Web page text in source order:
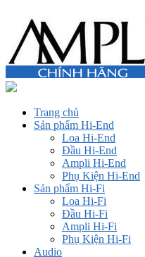
Trang chủ
Sản phẩm Hi-End
Loa Hi-End
Đầu Hi-End
Ampli Hi-End
Phụ Kiện Hi-End
Sản phẩm Hi-Fi
Loa Hi-Fi
Đầu Hi-Fi
Ampli Hi-Fi
Phụ Kiện Hi-Fi
Audio